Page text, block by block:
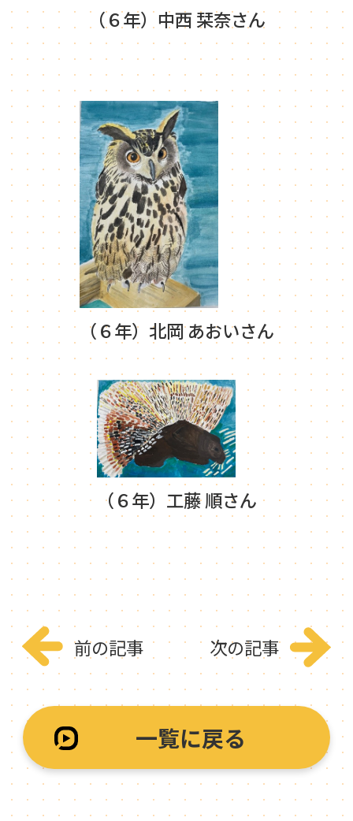
（６年）中西 栞奈さん
（６年）北岡 あおいさん
（６年）工藤 順さん
前の記事
一覧に戻る
次の記事